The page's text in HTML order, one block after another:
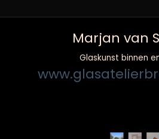
Marjan van
Glaskunst binnen